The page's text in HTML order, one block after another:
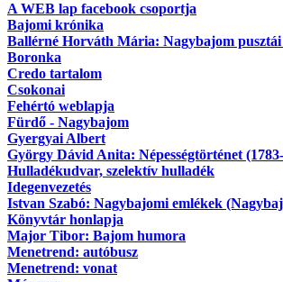
A WEB lap facebook csoportja
Bajomi krónika
Ballérné Horváth Mária: Nagybajom
Boronka
Credo tartalom
Csokonai
Fehértó weblapja
Fürdő - Nagybajom
Gyergyai Albert
György Dávid Anita: Népességtörténet
Hulladékudvar, szelektív hulladék
Idegenvezetés
Istvan Szabó: Nagybajomi emlékek
Könyvtár honlapja
Major Tibor: Bajom humora
Menetrend: autóbusz
Menetrend: vonat